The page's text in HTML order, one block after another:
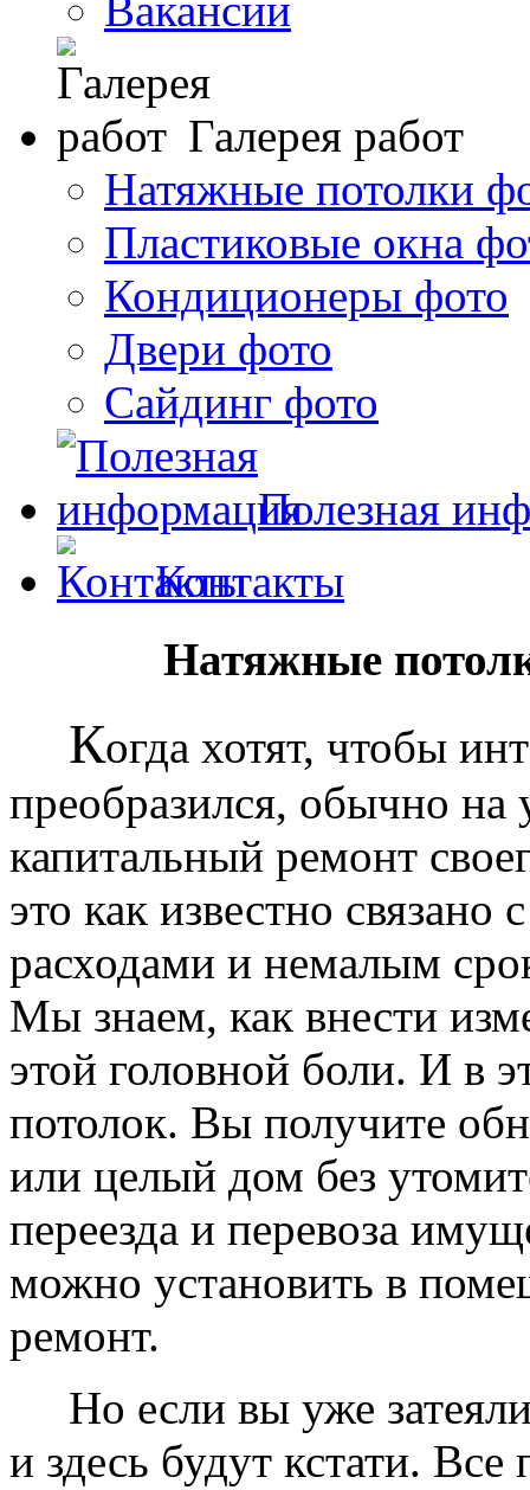
Галерея работ
Натяжные потолки
Пластиковые окна
Кондиционеры фото
Двери фото
Сайдинг фото
Полезная
Контакты
Натяжные
Когда хотят, чтобы
преобразился, обычно на
капитальный ремонт
это как известно
расходами и немалым
Мы знаем, как внести
этой головной боли. И в
потолок. Вы получите
или целый дом без
переезда и перевоза
можно установить в
ремонт.
Но если вы уже
и здесь будут кстати.